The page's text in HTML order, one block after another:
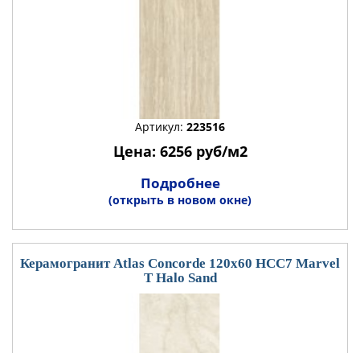
Артикул: 223516
Цена: 6256 руб/м2
Подробнее
(открыть в новом окне)
Керамогранит Atlas Concorde 120x60 HCC7 Marvel
T Halo Sand